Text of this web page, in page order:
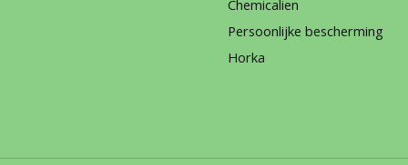
Chemicalien
Persoonlijke bescherming
Horka